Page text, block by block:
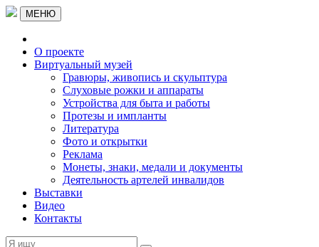
МЕНЮ
О проекте
Виртуальный музей
Гравюры, живопись и скульптура
Слуховые рожки и аппараты
Устройства для быта и работы
Протезы и импланты
Литература
Фото и открытки
Реклама
Монеты, знаки, медали и документы
Деятельность артелей инвалидов
Выставки
Видео
Контакты